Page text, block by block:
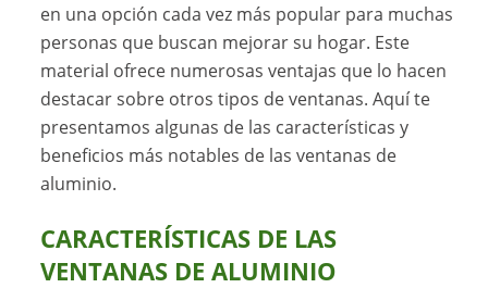
en una opción cada vez más popular para muchas
personas que buscan mejorar su hogar. Este
material ofrece numerosas ventajas que lo hacen
destacar sobre otros tipos de ventanas. Aquí te
presentamos algunas de las características y
beneficios más notables de las ventanas de
aluminio.
CARACTERÍSTICAS DE LAS
VENTANAS DE ALUMINIO